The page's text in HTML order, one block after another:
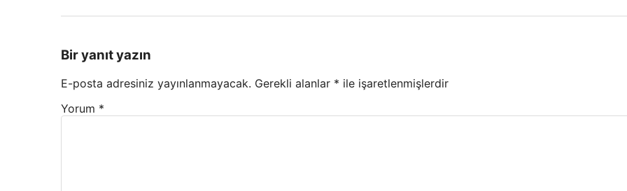
Bir yanıt yazın
E-posta adresiniz yayınlanmayacak. Gerekli alanlar * ile işaretlenmişlerdir
Yorum *